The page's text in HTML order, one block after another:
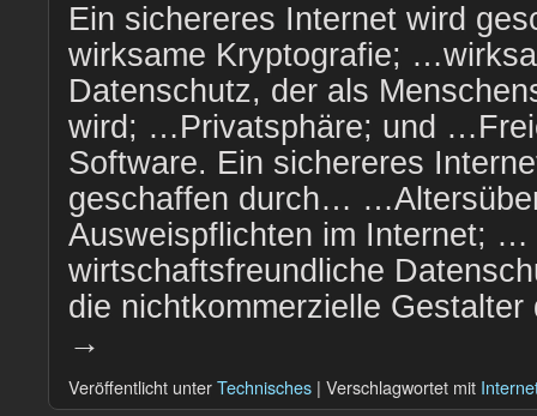
Ein sichereres Internet wird
wirksame Kryptografie;
Datenschutz, der als
wird; …Privatsphäre; und
Software. Ein sichereres
geschaffen durch…
Ausweispflichten im Internet; …
wirtschaftsfreundliche
die nichtkommerzielle
→
Veröffentlicht unterTechnisches | Verschlagwortet mit